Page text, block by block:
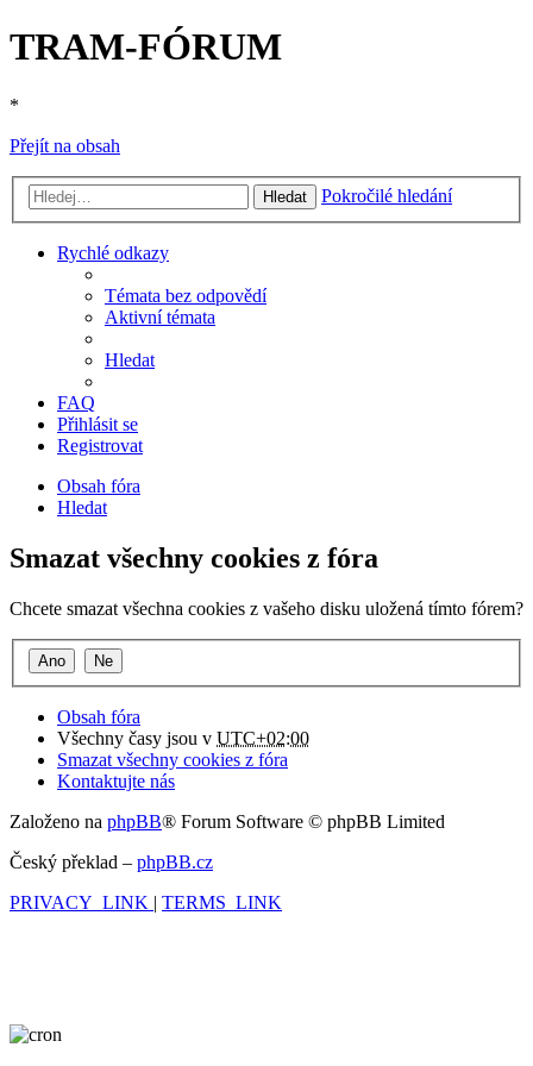
TRAM-FÓRUM
*
Přejít na obsah
Hledat Pokročilé hledání
Rychlé odkazy
Témata bez odpovědí
Aktivní témata
Hledat
FAQ
Přihlásit se
Registrovat
Obsah fóra
Hledat
Smazat všechny cookies z fóra
Chcete smazat všechna cookies z vašeho disku uložená tímto fórem?
Obsah fóra
Všechny časy jsou v UTC+02:00
Smazat všechny cookies z fóra
Kontaktujte nás
Založeno na phpBB® Forum Software © phpBB Limited
Český překlad – phpBB.cz
PRIVACY_LINK | TERMS_LINK